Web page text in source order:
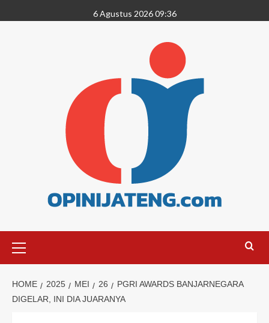
6 Agustus 2026 09:36
HOME 2025 MEI 26
PGRI AWARDS BANJARNEGARA
DIGELAR, INI DIA JUARANYA